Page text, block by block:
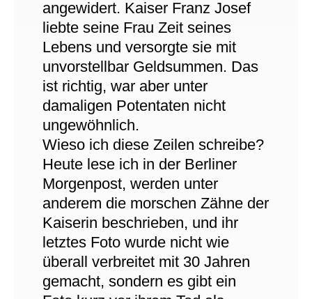
angewidert. Kaiser Franz Josef
liebte seine Frau Zeit seines
Lebens und versorgte sie mit
unvorstellbar Geldsummen. Das
ist richtig, war aber unter
damaligen Potentaten nicht
ungewöhnlich.
Wieso ich diese Zeilen schreibe?
Heute lese ich in der Berliner
Morgenpost, werden unter
anderem die morschen Zähne der
Kaiserin beschrieben, und ihr
letztes Foto wurde nicht wie
überall verbreitet mit 30 Jahren
gemacht, sondern es gibt ein